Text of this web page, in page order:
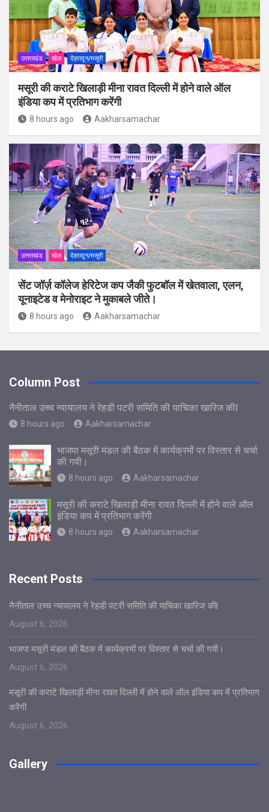
उत्तराखंड खेल देहरादून/मसूरी
मसूरी की कराटे खिलाड़ी मीना रावत दिल्ली में होने वाले ऑल
इंडिया कप में प्रतिभाग करेंगी
8 hours ago Aakharsamachar
उत्तराखंड खेल देहरादून/मसूरी
सेंट जॉर्ज़ कॉलेज हेरिटेज कप जैकी फुटबॉल में खेतवाला, एलन,
यूनाइटेड व मेनोराइट ने मुकाबले जीते।
8 hours ago Aakharsamachar
Column Post
नैनीताल उच्च न्यायालय ने रेहडी पटरी समिति की याचिका खारिज कीl
8 hours ago Aakharsamachar
भाजपा मसूरी मंडल की बैठक में कार्यक्रमों पर विस्तार से चर्चा
की गयी।
8 hours ago Aakharsamachar
मसूरी की कराटे खिलाड़ी मीना रावत दिल्ली में होने वाले ऑल
इंडिया कप में प्रतिभाग करेंगी
8 hours ago Aakharsamachar
Recent Posts
नैनीताल उच्च न्यायालय ने रेहडी पटरी समिति की याचिका खारिज कीl
August 6, 2026
भाजपा मसूरी मंडल की बैठक में कार्यक्रमों पर विस्तार से चर्चा की गयी।
August 6, 2026
मसूरी की कराटे खिलाड़ी मीना रावत दिल्ली में होने वाले ऑल इंडिया कप में प्रतिभाग
करेंगी
August 6, 2026
Gallery